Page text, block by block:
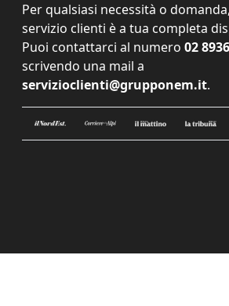
Per qualsiasi necessità o
servizio clienti è a tua completa
Puoi contattarci al numero 02
scrivendo una mail a
servizioclienti@grupponem.it.